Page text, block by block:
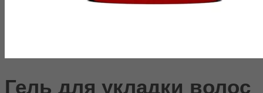
Гель для укладки волос